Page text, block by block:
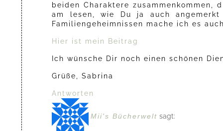
beiden Charaktere
am lesen, wie Du ja auch
Familiengeheimnissen mache ich es
Hier ist mein Beitrag
Ich wünsche Dir noch einen schönen
Grüße, Sabrina
Antworten
Mii's Bücherwelt sagt: